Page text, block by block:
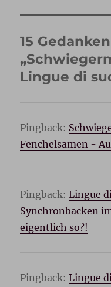
15
Lingue di
Pingback:
Fenchelsamen -
Pingback:Lingue
Synchronbacken
eigentlich so?!
Pingback:Lingue